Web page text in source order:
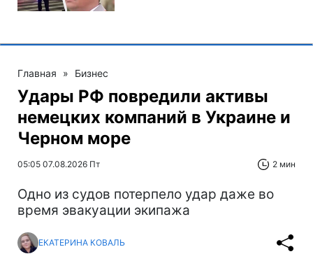
Главная » Бизнес
Удары РФ повредили активы
немецких компаний в Украине и
Черном море
05:05 07.08.2026 Пт 2 мин
Одно из судов потерпело удар даже во
время эвакуации экипажа
ЕКАТЕРИНА КОВАЛЬ